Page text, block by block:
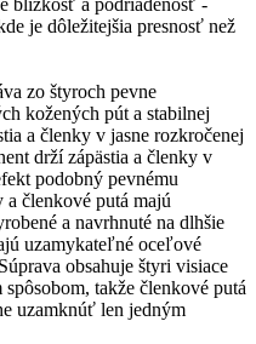
blízkosť a podriadenosť -
je dôležitejšia presnosť než
zo štyroch pevne
kožených pút a stabilnej
a členky v jasne rozkročenej
drží zápästia a členky v
podobný pevnému
a členkové putá majú
a navrhnuté na dlhšie
uzamykateľné oceľové
obsahuje štyri visiace
takže členkové putá
uzamknúť len jedným